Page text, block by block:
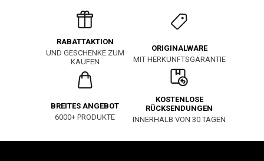
RABATTAKTION
UND GESCHENKE ZUM
KAUFEN
ORIGINALWARE
MIT HERKUNFTSGARANTIE
BREITES ANGEBOT
6000+ PRODUKTE
KOSTENLOSE
RÜCKSENDUNGEN
INNERHALB VON 30 TAGEN